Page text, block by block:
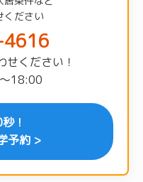
ください
ください！
18:00
！
予約 >